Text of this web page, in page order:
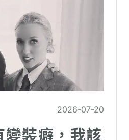
2026-07-20
變裝癖，我該